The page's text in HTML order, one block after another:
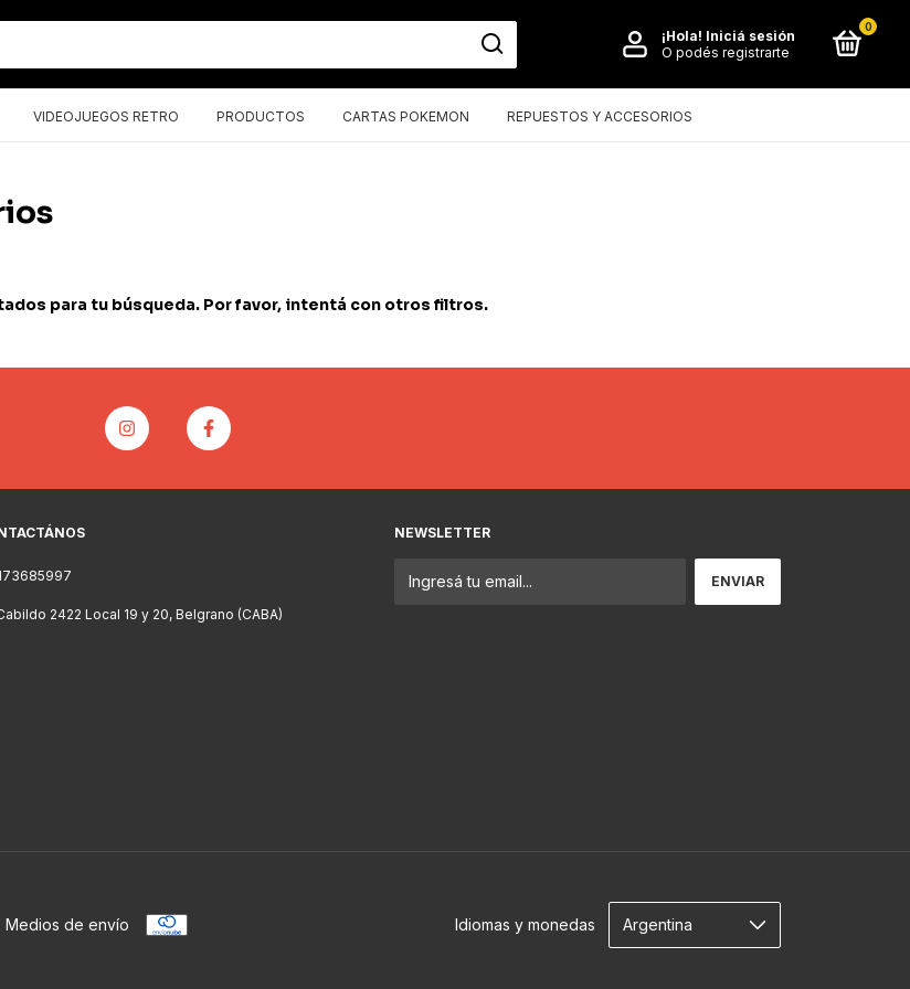
¡Hola! Iniciá sesión
O podés registrarte
0
VIDEOJUEGOS RETRO PRODUCTOS CARTAS POKEMON REPUESTOS Y ACCESORIOS
para tu búsqueda. Por favor, intentá con otros filtros.
2422 Local 19 y 20, Belgrano (CABA)
NEWSLETTER
Medios de envío
Idiomas y monedas